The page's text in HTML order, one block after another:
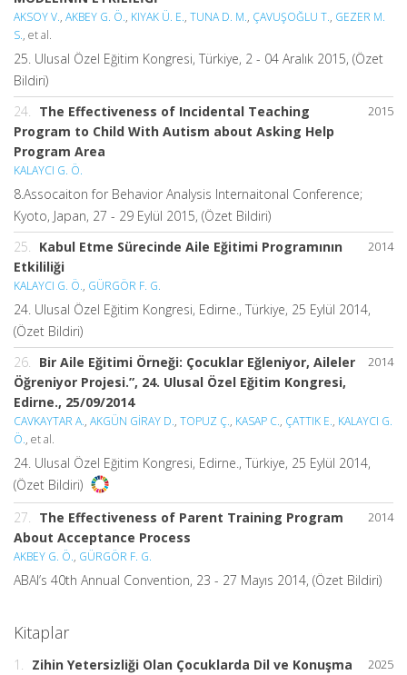
AKSOY V., AKBEY G. Ö., KIYAK Ü. E., TUNA D. M., ÇAVUŞOĞLU T., GEZER M.
S., et al.
25. Ulusal Özel Eğitim Kongresi, Türkiye, 2 - 04 Aralık 2015, (Özet
Bildiri)
2015
24. The Effectiveness of Incidental Teaching
Program to Child With Autism about Asking Help
Program Area
KALAYCI G. Ö.
8.Assocaiton for Behavior Analysis Internaitonal Conference;
Kyoto, Japan, 27 - 29 Eylül 2015, (Özet Bildiri)
2014
25. Kabul Etme Sürecinde Aile Eğitimi Programının
Etkililiği
KALAYCI G. Ö., GÜRGÖR F. G.
24. Ulusal Özel Eğitim Kongresi, Edirne., Türkiye, 25 Eylül 2014,
(Özet Bildiri)
2014
26. Bir Aile Eğitimi Örneği: Çocuklar Eğleniyor, Aileler
Öğreniyor Projesi.”, 24. Ulusal Özel Eğitim Kongresi,
Edirne., 25/09/2014
CAVKAYTAR A., AKGÜN GİRAY D., TOPUZ Ç., KASAP C., ÇATTIK E., KALAYCI G.
Ö., et al.
24. Ulusal Özel Eğitim Kongresi, Edirne., Türkiye, 25 Eylül 2014,
(Özet Bildiri)
2014
27. The Effectiveness of Parent Training Program
About Acceptance Process
AKBEY G. Ö., GÜRGÖR F. G.
ABAI’s 40th Annual Convention, 23 - 27 Mayıs 2014, (Özet Bildiri)
Kitaplar
2025
1. Zihin Yetersizliği Olan Çocuklarda Dil ve Konuşma